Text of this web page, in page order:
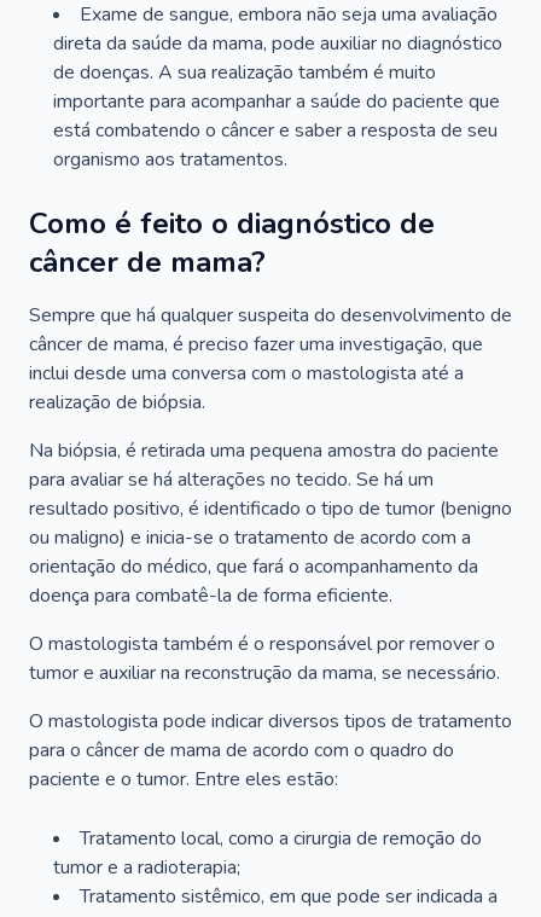
Exame de sangue, embora não seja uma avaliação
direta da saúde da mama, pode auxiliar no diagnóstico
de doenças. A sua realização também é muito
importante para acompanhar a saúde do paciente que
está combatendo o câncer e saber a resposta de seu
organismo aos tratamentos.
Como é feito o diagnóstico de
câncer de mama?
Sempre que há qualquer suspeita do desenvolvimento de
câncer de mama, é preciso fazer uma investigação, que
inclui desde uma conversa com o mastologista até a
realização de biópsia.
Na biópsia, é retirada uma pequena amostra do paciente
para avaliar se há alterações no tecido. Se há um
resultado positivo, é identificado o tipo de tumor (benigno
ou maligno) e inicia-se o tratamento de acordo com a
orientação do médico, que fará o acompanhamento da
doença para combatê-la de forma eficiente.
O mastologista também é o responsável por remover o
tumor e auxiliar na reconstrução da mama, se necessário.
O mastologista pode indicar diversos tipos de tratamento
para o câncer de mama de acordo com o quadro do
paciente e o tumor. Entre eles estão:
Tratamento local, como a cirurgia de remoção do
tumor e a radioterapia;
Tratamento sistêmico, em que pode ser indicada a